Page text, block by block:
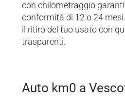
con chilometraggio
conformità di 12 o 24
il ritiro del tuo usato con
trasparenti.
Auto km0 a